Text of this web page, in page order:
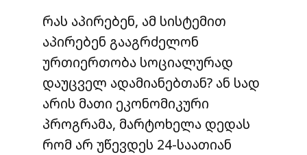
რას აპირებენ, ამ სისტემით
აპირებენ გააგრძელონ
ურთიერთობა სოციალურად
დაუცველ ადამიანებთან? ან სად
არის მათი ეკონომიკური
პროგრამა, მარტოხელა დედას
რომ არ უწევდეს 24-საათიან